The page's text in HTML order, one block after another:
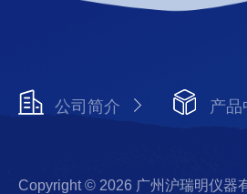
公司简介 产品
Copyright © 2026 广州沪瑞明仪器